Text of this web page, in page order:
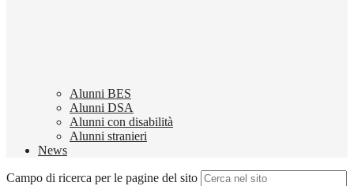
Alunni BES
Alunni DSA
Alunni con disabilità
Alunni stranieri
News
Campo di ricerca per le pagine del sito